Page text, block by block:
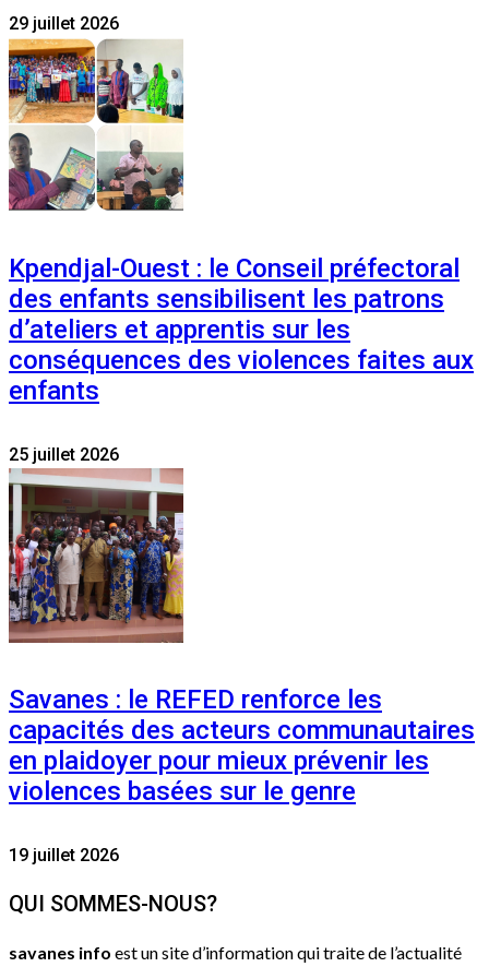
29 juillet 2026
Kpendjal-Ouest : le Conseil préfectoral
des enfants sensibilisent les patrons
d’ateliers et apprentis sur les
conséquences des violences faites aux
enfants
25 juillet 2026
Savanes : le REFED renforce les
capacités des acteurs communautaires
en plaidoyer pour mieux prévenir les
violences basées sur le genre
19 juillet 2026
QUI SOMMES-NOUS?
savanes info est un site d’information qui traite de l’actualité